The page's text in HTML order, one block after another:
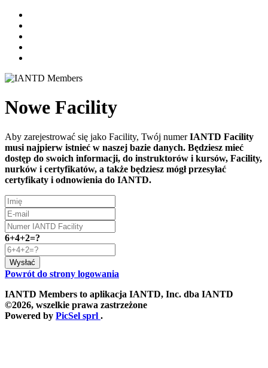
Nowe Facility
Aby zarejestrować się jako Facility, Twój numerIANTD Facility
musi najpierw istnieć w naszej bazie danych. Będziesz mieć
dostęp do swoich informacji, do instruktorów i kursów, Facility,
nurków i certyfikatów, a także będziesz mógł przesyłać
certyfikaty i odnowienia do IANTD.
6+4+2=?
Wysłać
Powrót do strony logowania
IANTD Members to aplikacja IANTD, Inc. dba IANTD
©2026, wszelkie prawa zastrzeżone
Powered by PicSel sprl .